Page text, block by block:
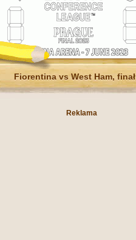
Fiorentina vs West Ham, finał
Reklama